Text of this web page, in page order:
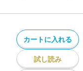
カートに入れる
試し読み